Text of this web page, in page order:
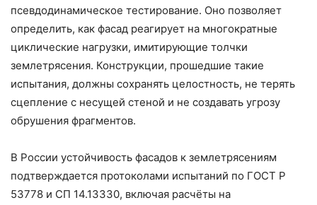
псевдодинамическое тестирование. Оно позволяет
определить, как фасад реагирует на многократные
циклические нагрузки, имитирующие толчки
землетрясения. Конструкции, прошедшие такие
испытания, должны сохранять целостность, не терять
сцепление с несущей стеной и не создавать угрозу
обрушения фрагментов.
В России устойчивость фасадов к землетрясениям
подтверждается протоколами испытаний по ГОСТ Р
53778 и СП 14.13330, включая расчёты на